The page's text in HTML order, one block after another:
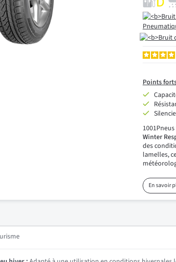
Points
Winter
des
lamelles,
En savoir